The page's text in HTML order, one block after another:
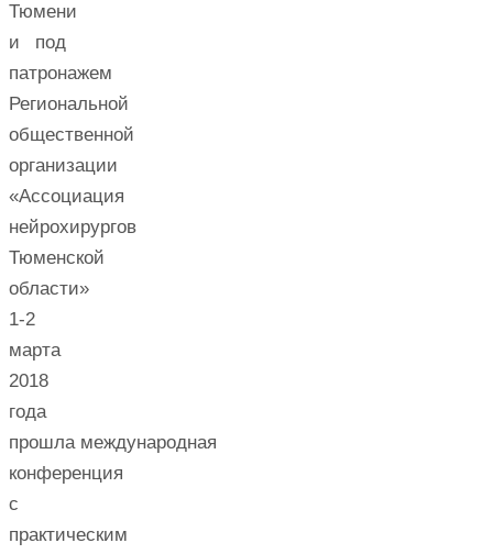
Тюмени
и под
патронажем
Региональной
общественной
организации
«Ассоциация
нейрохирургов
Тюменской
области»
1-2
марта
2018
года
прошла международная
конференция
с
практическим